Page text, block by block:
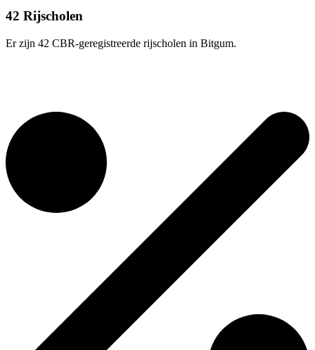
42 Rijscholen
Er zijn 42 CBR-geregistreerde rijscholen in Bitgum.